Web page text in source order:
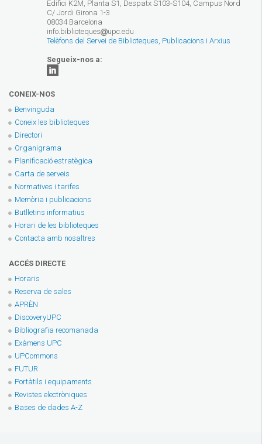
Edifici K2M, Planta S1, Despatx S103-S104, Campus Nord
C/ Jordi Girona 1-3
08034 Barcelona
info.biblioteques
upc.edu
Telèfons del Servei de Biblioteques, Publicacions i Arxius
Segueix-nos a:
CONEIX-NOS
Benvinguda
Coneix les biblioteques
Directori
Organigrama
Planificació estratègica
Carta de serveis
Normatives i tarifes
Memòria i publicacions
Butlletins informatius
Horari de les biblioteques
Contacta amb nosaltres
ACCÉS DIRECTE
Horaris
Reserva de sales
APRÈN
DiscoveryUPC
Bibliografia recomanada
Exàmens UPC
UPCommons
FUTUR
Portàtils i equipaments
Revistes electròniques
Bases de dades A-Z